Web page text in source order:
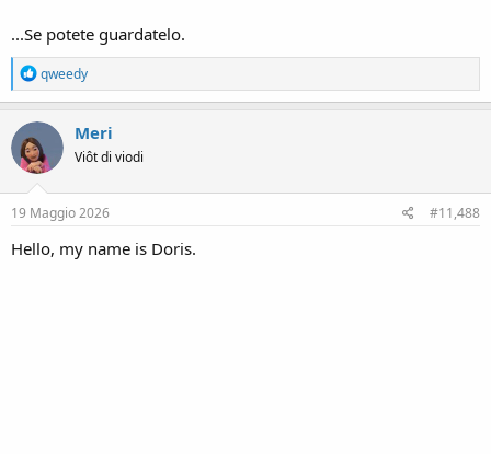
...Se potete guardatelo.
R
e
a
c
t
i
o
n
s
qweedy
Meri
Viôt di viodi
19 Maggio 2026 #11,488
Hello, my name is Doris.